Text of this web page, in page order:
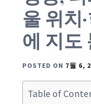
울 위치
에 지도
POSTED ON 7월 6,
Table of